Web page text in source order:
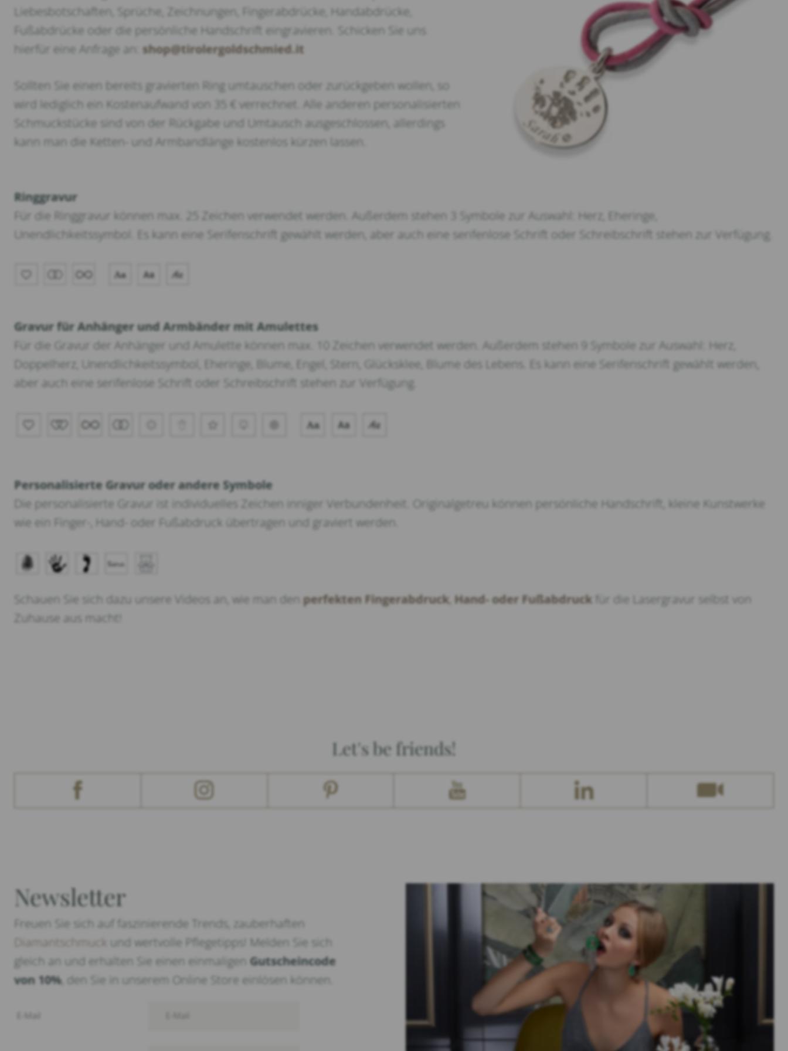
Liebesbotschaften, Sprüche, Zeichnungen, Fingerabdrücke, Handabdrücke,
Fußabdrücke oder die persönliche Handschrift eingravieren. Schicken Sie uns
hierfür eine Anfrage an: shop@tirolergoldschmied.it
Sollten Sie einen bereits gravierten Ring umtauschen oder zurückgeben wollen, so
wird lediglich ein Kostenaufwand von 35 € verrechnet. Alle anderen personalisierten
Schmuckstücke sind von der Rückgabe und Umtausch ausgeschlossen, allerdings
kann man die Ketten- und Armbandlänge kostenlos kürzen lassen.
Ringgravur
Für die Ringgravur können max. 25 Zeichen verwendet werden. Außerdem stehen 3 Symbole zur Auswahl: Herz, Eheringe,
Unendlichkeitssymbol. Es kann eine Serifenschrift gewählt werden, aber auch eine serifenlose Schrift oder Schreibschrift stehen zur Verfügung.
Gravur für Anhänger und Armbänder mit Amulettes
Für die Gravur der Anhänger und Amulette können max. 10 Zeichen verwendet werden. Außerdem stehen 9 Symbole zur Auswahl: Herz,
Doppelherz, Unendlichkeitssymbol, Eheringe, Blume, Engel, Stern, Glücksklee, Blume des Lebens. Es kann eine Serifenschrift gewählt werden,
aber auch eine serifenlose Schrift oder Schreibschrift stehen zur Verfügung.
Personalisierte Gravur oder andere Symbole
Die personalisierte Gravur ist individuelles Zeichen inniger Verbundenheit. Originalgetreu können persönliche Handschrift, kleine Kunstwerke
wie ein Finger-, Hand- oder Fußabdruck übertragen und graviert werden.
Schauen Sie sich dazu unsere Videos an, wie man den perfekten Fingerabdruck Hand- oder Fußabdruck für die Lasergravur selbst von
Zuhause aus macht!
Let's be friends!
Newsletter
Freuen Sie sich auf faszinierende Trends, zauberhaften
Diamantschmuck
und wertvolle Pflegetipps! Melden Sie sich
gleich an und erhalten Sie einen einmaligen Gutscheincode
von 10%, den Sie in unserem Online Store einlösen können.